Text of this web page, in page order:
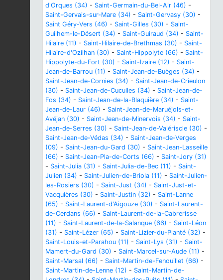
d'Orques (34) - Saint-Germain-du-Bel-Air (46) -
Saint-Gervais-sur-Mare (34) - Saint-Gervasy (30) -
Saint Géry-Vers (46) - Saint-Gilles (30) - Saint-
Guilhem-le-Désert (34) - Saint-Guiraud (34) - Saint-
Hilaire (11) - Saint-Hilaire-de-Brethmas (30) - Saint-
Hilaire-d'Ozilhan (30) - Saint-Hippolyte (66) - Saint-
Hippolyte-du-Fort (30) - Saint-Izaire (12) - Saint-
Jean-de-Barrou (11) - Saint-Jean-de-Buèges (34) -
Saint-Jean-de-Cornies (34) - Saint-Jean-de-Crieulon
(30) - Saint-Jean-de-Cuculles (34) - Saint-Jean-de-
Fos (34) - Saint-Jean-de-la-Blaquière (34) - Saint-
Jean-de-Laur (46) - Saint-Jean-de-Maruéjols-et-
Avéjan (30) - Saint-Jean-de-Minervois (34) - Saint-
Jean-de-Serres (30) - Saint-Jean-de-Valériscle (30) -
Saint-Jean-de-Védas (34) - Saint-Jean-de-Verges
(09) - Saint-Jean-du-Gard (30) - Saint-Jean-Lasseille
(66) - Saint-Jean-Pla-de-Corts (66) - Saint-Jory (31)
- Saint-Julia (31) - Saint-Julia-de-Bec (11) - Saint-
Julien (34) - Saint-Julien-de-Briola (11) - Saint-Julien-
les-Rosiers (30) - Saint-Just (34) - Saint-Just-et-
Vacquières (30) - Saint-Justin (32) - Saint-Lanne
(65) - Saint-Laurent-d'Aigouze (30) - Saint-Laurent-
de-Cerdans (66) - Saint-Laurent-de-la-Cabrerisse
(11) - Saint-Laurent-de-la-Salanque (66) - Saint-Léon
(31) - Saint-Lézer (65) - Saint-Lizier-du-Planté (32) -
Saint-Louis-et-Parahou (11) - Saint-Lys (31) - Saint-
Mamert-du-Gard (30) - Saint-Marcel-sur-Aude (11) -
Saint-Marsal (66) - Saint-Martin-de-Fenouillet (66) -
Saint-Martin-de-Lenne (12) - Saint-Martin-de-